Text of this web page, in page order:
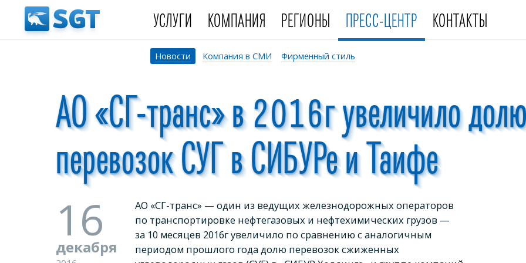
УСЛУГИ КОМПАНИЯ РЕГИОНЫ ПРЕСС-ЦЕНТР КОНТАКТЫ
Новости Компания в СМИ Фирменный стиль
АО «СГ-транс» в 2016г увеличило
перевозок СУГ в СИБУРе и Таифе
16
декабря
АО «СГ-транс» — один из ведущих железнодорожных операторов
по транспортировке нефтегазовых и нефтехимических грузов —
за 10 месяцев 2016г увеличило по сравнению с аналогичным
периодом прошлого года долю перевозок сжиженных